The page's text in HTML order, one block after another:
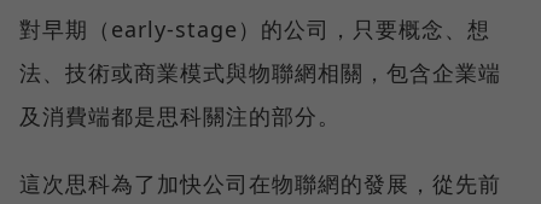
對早期（early-stage）的公司，只要概念、想
法、技術或商業模式與物聯網相關，包含企業端
及消費端都是思科關注的部分。
這次思科為了加快公司在物聯網的發展，從先前